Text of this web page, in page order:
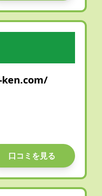
口コミを見る